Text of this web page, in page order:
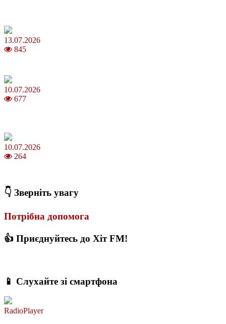
13.07.2026
845
10.07.2026
677
10.07.2026
264
👇 Зверніть увагу
Потрібна допомога
👍 Приєднуйтесь до Хіт FM!
📱 Слухайте зі смартфона
RadioPlayer